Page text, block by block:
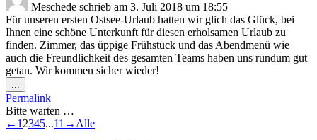
Meschede schrieb am 3. Juli 2018 um 18:55
Für unseren ersten Ostsee-Urlaub hatten wir glich das Glück, bei
Ihnen eine schöne Unterkunft für diesen erholsamen Urlaub zu
finden. Zimmer, das üppige Frühstück und das Abendmenü wie
auch die Freundlichkeit des gesamten Teams haben uns rundum gut
getan. Wir kommen sicher wieder!
...
Metabox
ein-/ausblenden.
Permalink
Bitte warten …
Navigation
← 1 2345...11 → Alle